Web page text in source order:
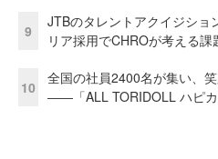
9
JTBのタレントアクイジシ
リア採用でCHROが考える課
10
全国の社員2400名が集い、
――「ALL TORIDOLL ハピ